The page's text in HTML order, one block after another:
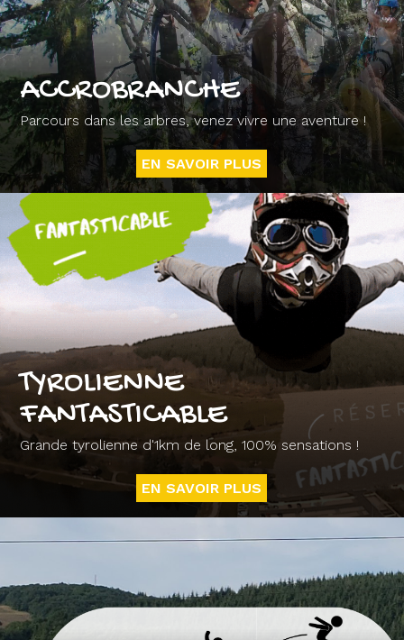
ACCROBRANCHE
Parcours dans les arbres, venez vivre une aventure !
EN SAVOIR PLUS
TYROLIENNE
FANTASTICABLE
Grande tyrolienne d'1km de long, 100% sensations !
EN SAVOIR PLUS